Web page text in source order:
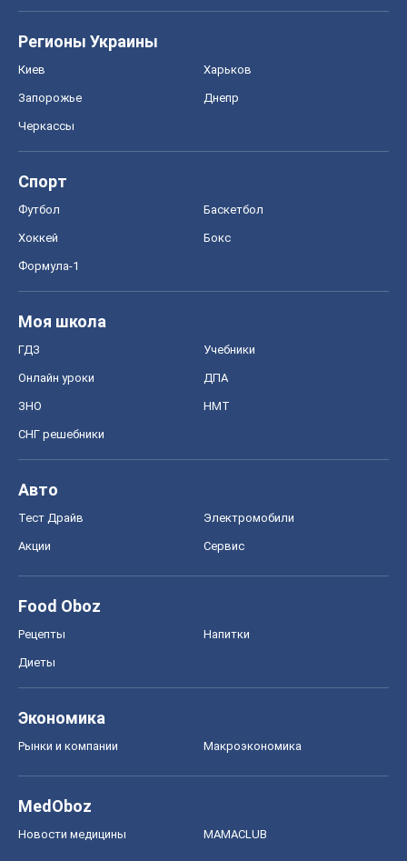
Регионы Украины
Киев Харьков
Запорожье Днепр
Черкассы
Спорт
Футбол Баскетбол
Хоккей Бокс
Формула-1
Моя школа
ГДЗ Учебники
Онлайн уроки ДПА
ЗНО НМТ
СНГ решебники
Авто
Тест Драйв Электромобили
Акции Сервис
Food Oboz
Рецепты Напитки
Диеты
Экономика
Рынки и компании Mакроэкономика
MedOboz
Новости медицины MAMACLUB